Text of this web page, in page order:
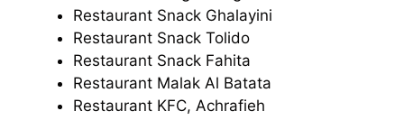
Restaurant Snack Ghalayini
Restaurant Snack Tolido
Restaurant Snack Fahita
Restaurant Malak Al Batata
Restaurant KFC, Achrafieh